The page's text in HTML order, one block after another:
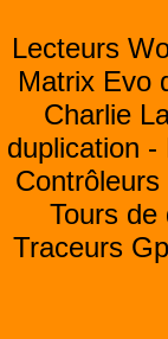
Lecteurs
Matrix Evo
Charlie
duplication -
Tours de
Traceurs